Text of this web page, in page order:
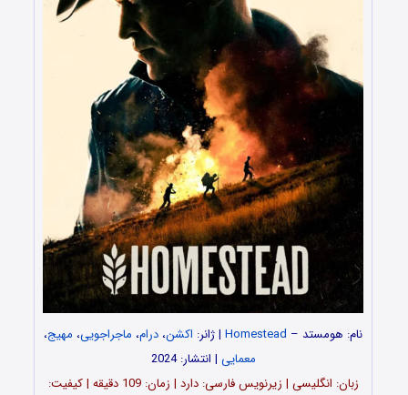
نام: هومستد – Homestead | ژانر: اکشن، درام، ماجراجویی، مهیج،
معمایی | انتشار: 2024
زبان: انگلیسی | زیرنویس فارسی: دارد | زمان: 109 دقیقه | کیفیت: